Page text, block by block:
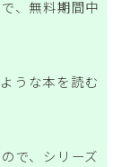
、無料期間中
うな本を読む
で、シリーズ